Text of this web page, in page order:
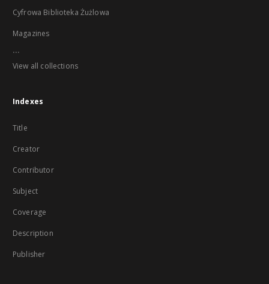
Cyfrowa Biblioteka Żużlowa
Magazines
...
View all collections
Indexes
Title
Creator
Contributor
Subject
Coverage
Description
Publisher